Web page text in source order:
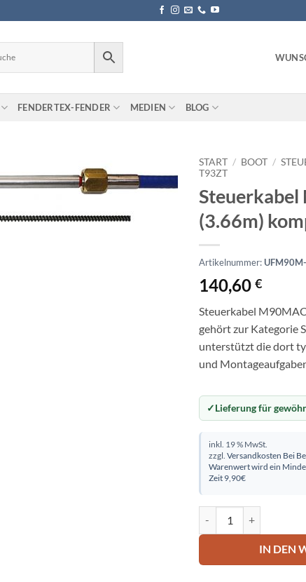
FENDERTEX-FENDER MEDIEN BLOG
START / BOOT /
T93ZT
Steuerkabel
(3.66m)
Artikelnummer:
140,60 €
Steuerkabel
gehört zur Kategorie
unterstützt die dort
und
Lieferung für
inkl. 19 % MwSt.
zzgl. Versandkosten Bei
Warenwert wird ein
Zeit 9,90€
IN DEN